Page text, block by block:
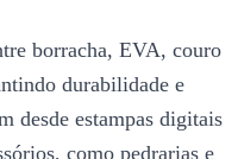
borracha, EVA, couro
durabilidade e
desde estampas digitais
como pedrarias e